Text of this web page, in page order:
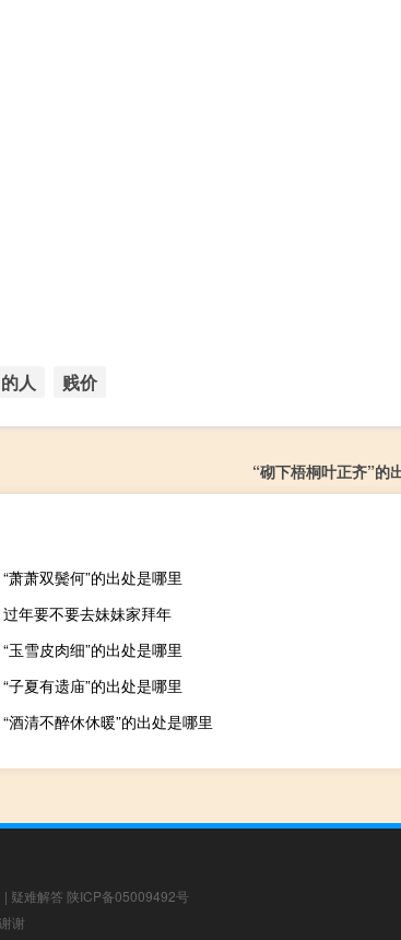
的人 贱价
“砌下梧桐叶正齐”的
“萧萧双鬓何”的出处是哪里
过年要不要去妹妹家拜年
“玉雪皮肉细”的出处是哪里
“子夏有遗庙”的出处是哪里
“酒清不醉休休暖”的出处是哪里
| 疑难解答 陕ICP备05009492号
谢